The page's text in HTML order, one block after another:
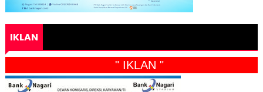
IKLAN
" IKLAN "